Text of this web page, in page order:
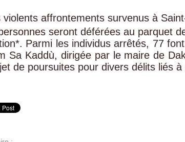
violents affrontements survenus à
seront déférées au parquet
Parmi les individus arrêtés, 77
Sa Kaddù, dirigée par le maire de
de poursuites pour divers délits liés à